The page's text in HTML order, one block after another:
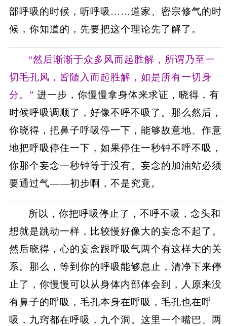
部呼吸的时候，听呼吸……道家、密宗修气的时
候，你知道的，先要把这个理论先了解了。
“然后渐渐于众多风而起胜解，所谓乃至一
切毛孔风，皆随入而起胜解，如是所有一切身
分。” 进一步，你慢慢拿身体来求证，晓得，有
时候呼吸调顺了，好像不呼不吸了。那么然后，
你晓得，把鼻子呼吸停一下，能够故意地、作意
地把呼吸停住一下，如果停住一秒钟不呼不吸，
你那个妄念一秒钟等于没有。妄念的加油站必须
要通过气——初步啊，不是究竟。
所以，你把呼吸停止了，不呼不吸，念头和
想就是跳动一样，比较慢好像大的妄念不起了。
然后晓得，心的妄念跟呼吸气两个有这样大的关
系。那么，等到你的呼吸能够息止，清净下来停
止了，你慢慢可以从身体内部体会到，人原来没
有鼻子的呼吸，毛孔本身在呼吸，毛孔也在呼
吸，九窍都在呼吸，九个洞。这里一个嘴巴、两